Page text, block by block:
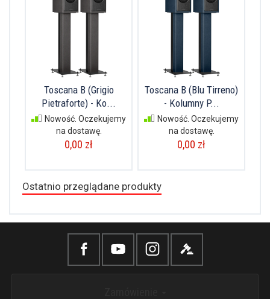
Toscana B (Grigio
Pietraforte) - Ko...
Nowość. Oczekujemy
na dostawę.
0,00 zł
Toscana B (Blu Tirreno)
- Kolumny P...
Nowość. Oczekujemy
na dostawę.
0,00 zł
Ostatnio przeglądane produkty